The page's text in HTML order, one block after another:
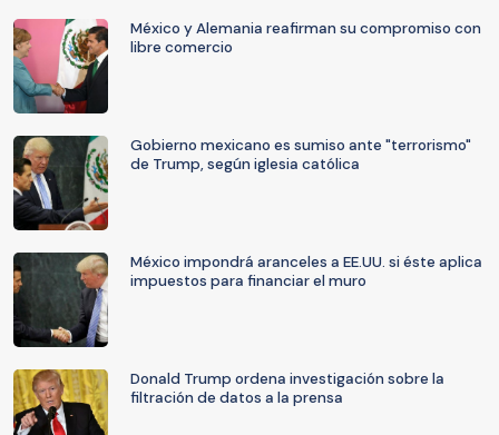
México y Alemania reafirman su compromiso con
libre comercio
Gobierno mexicano es sumiso ante "terrorismo"
de Trump, según iglesia católica
México impondrá aranceles a EE.UU. si éste aplica
impuestos para financiar el muro
Donald Trump ordena investigación sobre la
filtración de datos a la prensa